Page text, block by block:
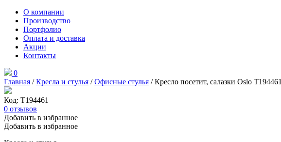
О компании
Производство
Портфолио
Оплата и доставка
Акции
Контакты
0
Главная /Кресла и стулья /Офисные стулья / Кресло посетит, салазки Oslo Т194461
Код: Т194461
0 отзывов
Добавить в избранное
Добавить в избранное